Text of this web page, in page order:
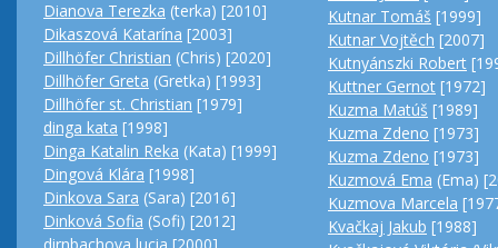
Dianova Terezka (terka) [2010]
Dikaszová Katarína [2003]
Dillhöfer Christian (Chris) [2020]
Dillhöfer Greta (Gretka) [1993]
Dillhöfer st. Christian [1979]
dinga kata [1998]
Dinga Katalin Reka (Kata) [1999]
Dingová Klára [1998]
Dinkova Sara (Sara) [2016]
Dinková Sofia (Sofi) [2012]
Kutnar Tomáš [1999]
Kutnar Vojtěch [2007]
Kutnyánszki Robert
Kuttner Gernot [1972]
Kuzma Matúš [1989]
Kuzma Zdeno [1973]
Kuzma Zdeno [1973]
Kuzmová Ema (Ema)
Kuzmova Marcela
Kvačkaj Jakub [1988]